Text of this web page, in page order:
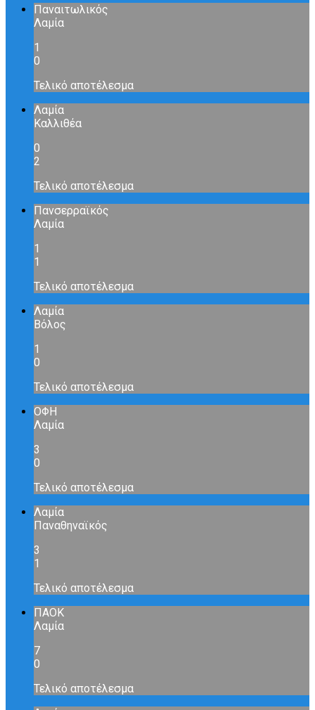
Παναιτωλικός
Λαμία
1
0
Τελικό αποτέλεσμα
Λαμία
Καλλιθέα
0
2
Τελικό αποτέλεσμα
Πανσερραϊκός
Λαμία
1
1
Τελικό αποτέλεσμα
Λαμία
Βόλος
1
0
Τελικό αποτέλεσμα
ΟΦΗ
Λαμία
3
0
Τελικό αποτέλεσμα
Λαμία
Παναθηναϊκός
3
1
Τελικό αποτέλεσμα
ΠΑΟΚ
Λαμία
7
0
Τελικό αποτέλεσμα